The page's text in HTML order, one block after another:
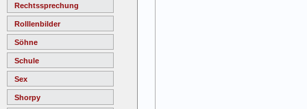
Rechtssprechung
Rolllenbilder
Söhne
Schule
Sex
Shorpy